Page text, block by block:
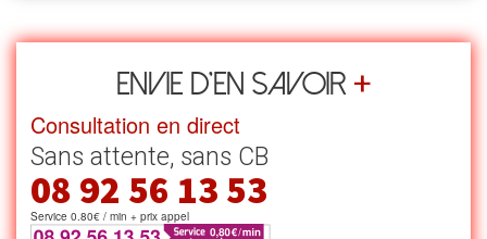
Envie d’en savoir +
Consultation en direct
Sans attente, sans CB
08 92 56 13 53
Service 0.80€ / min + prix appel